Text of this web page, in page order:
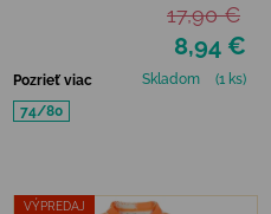
8,94 €
17,90 €
Pozrieť viac Skladom
(1 ks)
74/80
VÝPREDAJ